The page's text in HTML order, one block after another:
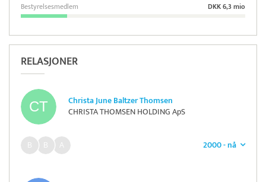
DKK 6,3 mio
Bestyrelsesmedlem
RELASJONER
Christa June Baltzer Thomsen
CHRISTA THOMSEN HOLDING ApS
2000 - nå